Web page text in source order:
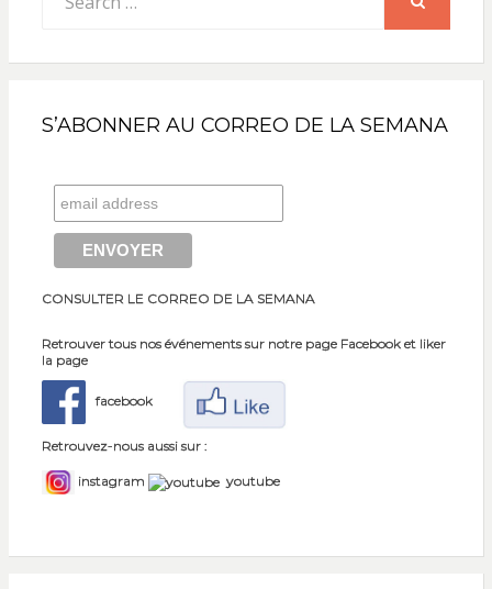
for:
S’ABONNER AU CORREO DE LA SEMANA
CONSULTER LE CORREO DE LA SEMANA
Retrouver tous nos événements sur notre page Facebook et liker
la page
facebook
Retrouvez-nous aussi sur :
instagram youtube